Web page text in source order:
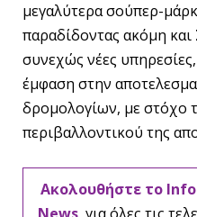
μεγαλύτερα σούπερ-
παραδίδοντας ακόμη
συνεχώς νέες
έμφαση στην
δρομολογίων, με στόχο
περιβαλλοντικού της
Ακολουθήστε το